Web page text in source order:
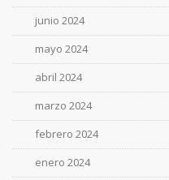
junio 2024
mayo 2024
abril 2024
marzo 2024
febrero 2024
enero 2024